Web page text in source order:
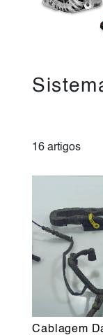
16 artigos
Cablagem